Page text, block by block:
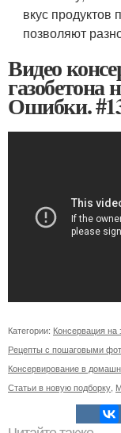
вкус продуктов
позволяют
Видео
газобетона
Ошибки.
Категории: Консервация на
Рецепты с пошаговыми
Консервирование в
Статьи в новую подборку,